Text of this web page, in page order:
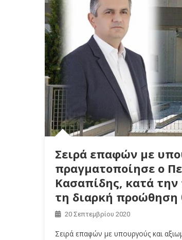
Σειρά επαφών με
πραγματοποίησε ο
Κασαπίδης, κατά
τη διαρκή προώθηση
20 Σεπτεμβρίου 2020
Σειρά επαφών με υπουργούς και